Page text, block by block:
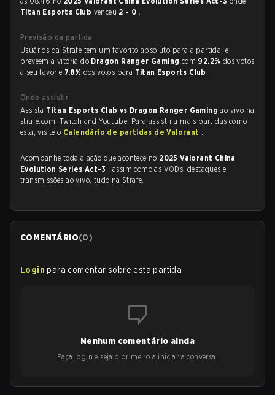
Titan Esports Club venceu 2 - 0 .
Previsão da partida
Usuários da Strafe tem um favorito absoluto para a partida, e
preveem a vitória do Dragon Ranger Gaming com 92.2% dos votos
a seu favor e 7.8% dos votos para Titan Esports Club .
Onde assistir
Assista Titan Esports Club vs Dragon Ranger Gamingao vivo na
strafe.com, Twitch and Youtube. Para assistir a mais partidas como
esta, visite o Calendário de partidas de Valorant .
Acompanhe toda a ação que acontece no 2025 Valorant China
Evolution Series Act-3 , assim como as VODs, destaques e
transmissões ao vivo, tudo na Strafe.
COMENTÁRIO(0)
Login para comentar sobre esta partida
Nenhum comentário ainda
Faça login e seja o primeiro a iniciar a conversa!